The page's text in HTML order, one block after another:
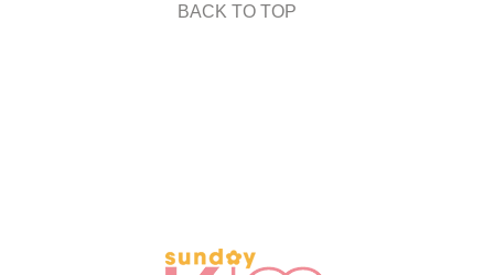
BACK TO TOP